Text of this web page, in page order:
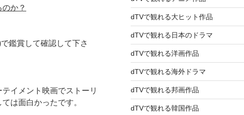
か？
鑑賞して確認して下さ
イメント映画でストーリ
は面白かったです。
dTVで観れる大ヒット作品
dTVで観れる日本のドラマ
dTVで観れる洋画作品
dTVで観れる海外ドラマ
dTVで観れる邦画作品
dTVで観れる韓国作品